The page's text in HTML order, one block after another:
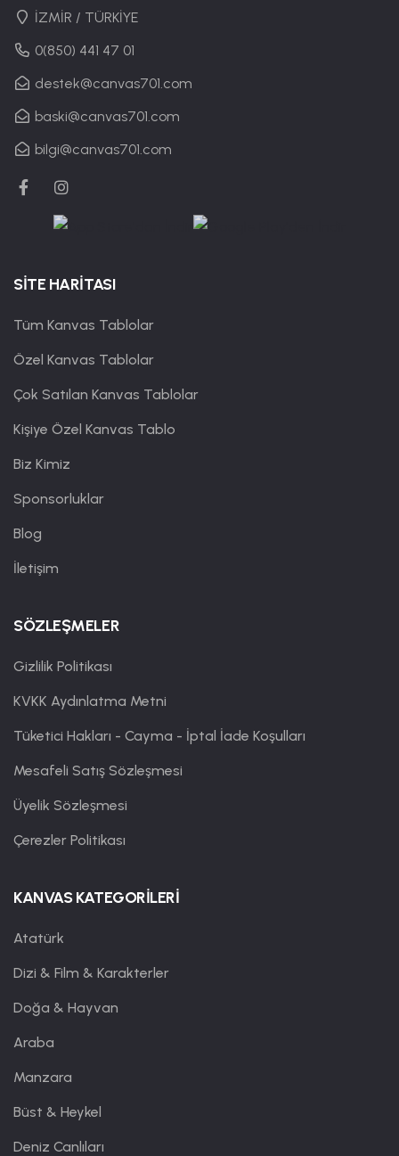
İZMİR / TÜRKİYE
0(850) 441 47 01
destek@canvas701.com
baski@canvas701.com
bilgi@canvas701.com
SİTE HARİTASI
Tüm Kanvas Tablolar
Özel Kanvas Tablolar
Çok Satılan Kanvas Tablolar
Kişiye Özel Kanvas Tablo
Biz Kimiz
Sponsorluklar
Blog
İletişim
SÖZLEŞMELER
Gizlilik Politikası
KVKK Aydınlatma Metni
Tüketici Hakları - Cayma - İptal İade Koşulları
Mesafeli Satış Sözleşmesi
Üyelik Sözleşmesi
Çerezler Politikası
KANVAS KATEGORİLERİ
Atatürk
Dizi & Film & Karakterler
Doğa & Hayvan
Araba
Manzara
Büst & Heykel
Deniz Canlıları